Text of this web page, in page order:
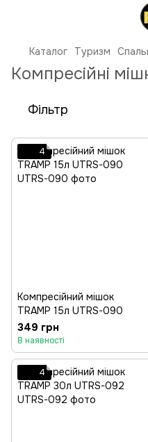
Каталог Туризм
Компресійні
Фільтр
4
Компресійний мішок
TRAMP 15л UTRS-090
349 грн
В наявності
4